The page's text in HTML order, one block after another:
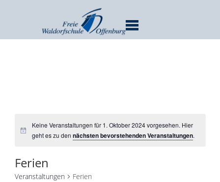
Keine Veranstaltungen für 1. Oktober 2024 vorgesehen. Hier
geht es zu den nächsten bevorstehenden Veranstaltungen.
Ferien
Veranstaltungen Ferien